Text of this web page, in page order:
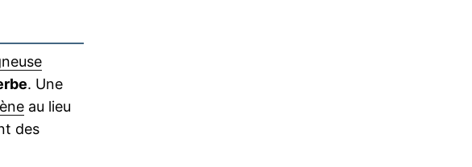
. Une
au lieu
des